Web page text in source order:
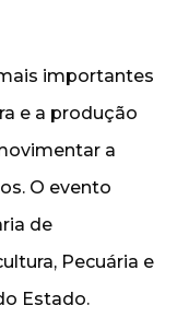
importantes
e a produção
a
O evento
de
Pecuária e
Estado.